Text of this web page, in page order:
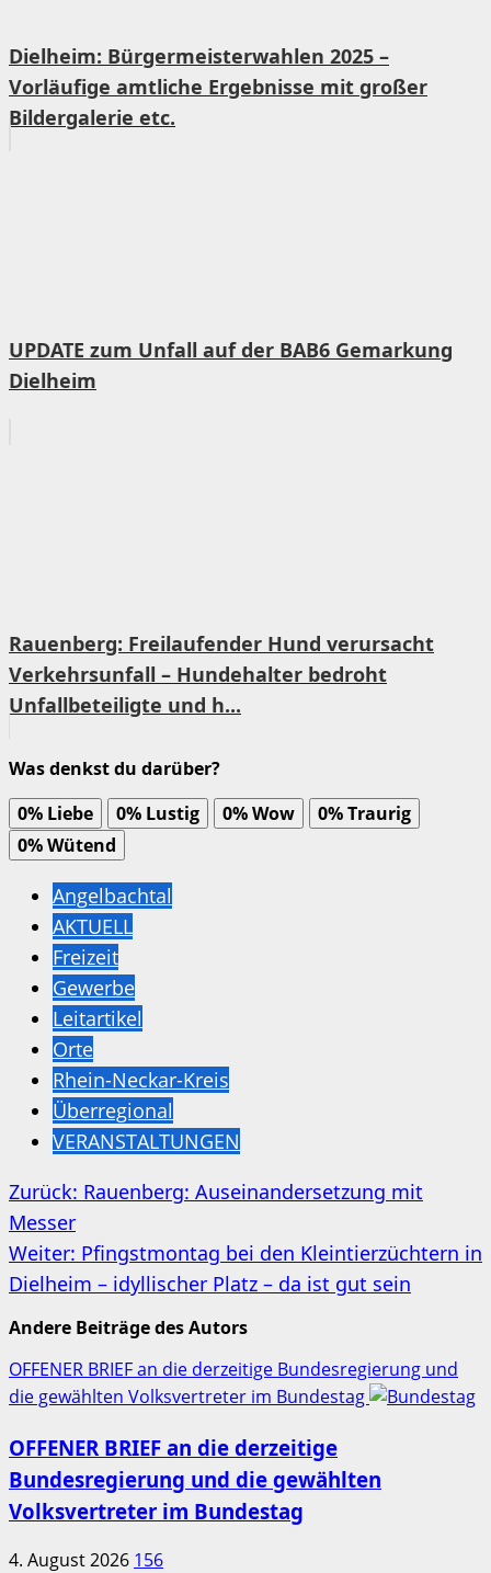
Dielheim: Bürgermeisterwahlen 2025 –
Vorläufige amtliche Ergebnisse mit großer
Bildergalerie etc.
UPDATE zum Unfall auf der BAB6 Gemarkung
Dielheim
Rauenberg: Freilaufender Hund verursacht
Verkehrsunfall – Hundehalter bedroht
Unfallbeteiligte und h...
Was denkst du darüber?
0% Liebe 0% Lustig 0%Wow 0%Traurig
0%Wütend
Angelbachtal
AKTUELL
Freizeit
Gewerbe
Leitartikel
Orte
Rhein-Neckar-Kreis
Überregional
VERANSTALTUNGEN
Beitragsnavigation
Zurück: Rauenberg: Auseinandersetzung mit
Messer
Weiter: Pfingstmontag bei den Kleintierzüchtern in
Dielheim – idyllischer Platz – da ist gut sein
Andere Beiträge des Autors
OFFENER BRIEF an die derzeitige Bundesregierung und
die gewählten Volksvertreter im Bundestag
OFFENER BRIEF an die derzeitige
Bundesregierung und die gewählten
Volksvertreter im Bundestag
4. August 2026 156